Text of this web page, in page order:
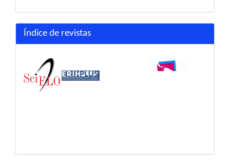
Índice de revistas